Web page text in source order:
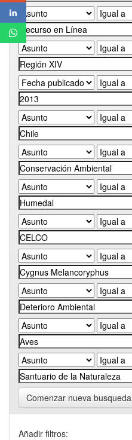
Comenzar nueva busqueda
Añadir filtros: